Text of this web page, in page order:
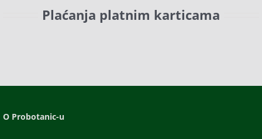
Plaćanja platnim karticama
O Probotanic-u